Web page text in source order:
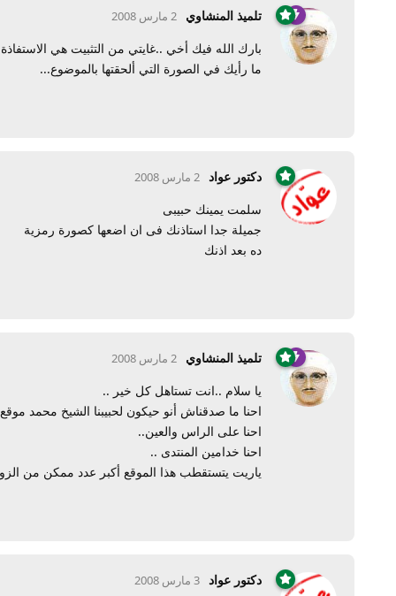
تلميذ المنشاوي 2 مارس 2008
بارك الله فيك أخي ..غايتي من التثبيت هي
ما رأيك في الصورة التي ألحقتها بالموضوع...
دكتور عواد 2 مارس 2008
سلمت يمينك حبيبى
جميلة جدا استاذنك فى ان اضعها كصورة رمزية
ده بعد اذنك
تلميذ المنشاوي 2 مارس 2008
يا سلام ..انت تستاهل كل خير ..
احنا ما صدقناش أنو حيكون لحبيبنا الشيخ محمد
احنا على الراس والعين..
احنا خدامين المنتدى ..
ياريت يتستقطب هذا الموقع أكبر عدد ممكن من
دكتور عواد 3 مارس 2008